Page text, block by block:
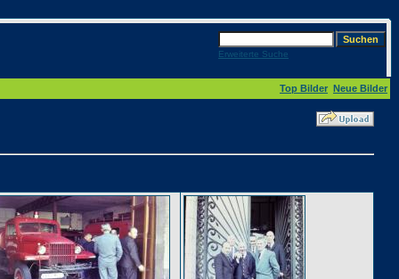
Erweiterte Suche
Top Bilder Neue Bilder